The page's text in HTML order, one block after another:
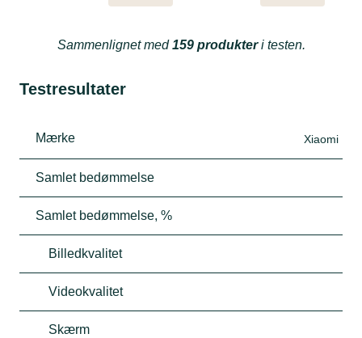
Sammenlignet med159 produkteri testen.
Testresultater
Mærke Xiaomi
Samlet bedømmelse
Samlet bedømmelse, %
Billedkvalitet
Videokvalitet
Skærm